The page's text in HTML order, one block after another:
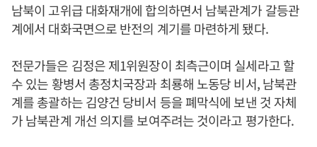
남북이 고위급 대화재개에 합의하면서 남북관계가 갈등관
계에서 대화국면으로 반전의 계기를 마련하게 됐다.
전문가들은 김정은 제1위원장이 최측근이며 실세라고 할
수 있는 황병서 총정치국장과 최룡해 노동당 비서, 남북관
계를 총괄하는 김양건 당비서 등을 폐막식에 보낸 것 자체
가 남북관계 개선 의지를 보여주려는 것이라고 평가한다.